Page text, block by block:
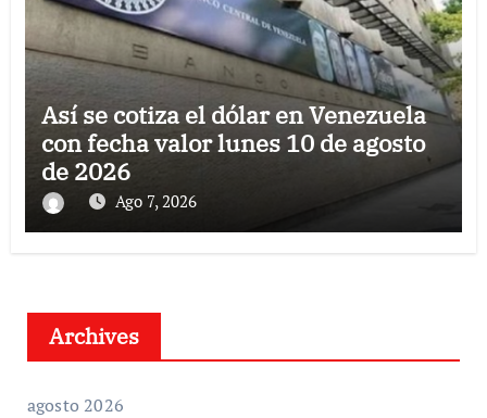
Así se cotiza el dólar en Venezuela
con fecha valor lunes 10 de agosto
de 2026
Ago 7, 2026
Archives
agosto 2026